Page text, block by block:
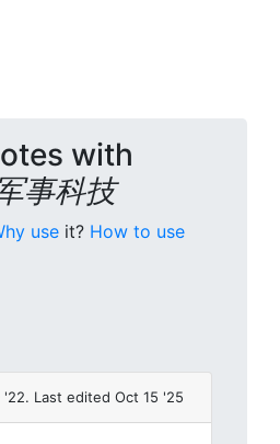
with
事科技
use it? How to use
Last edited Oct 15 '25